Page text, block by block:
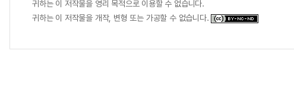
귀하는 이 저작물을 영리 목적으로 이용할 수 없습니다.
귀하는 이 저작물을 개작, 변형 또는 가공할 수 없습니다.